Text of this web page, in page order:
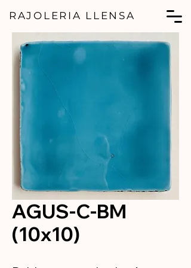
RAJOLERIA LLENSA
AGUS-C-BM
(10x10)